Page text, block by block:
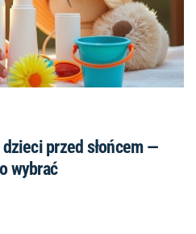
przed słońcem —
wybrać